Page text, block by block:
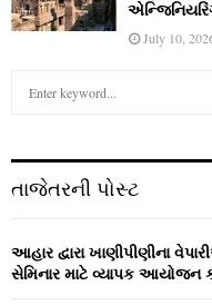
July 10,
h
o
r
તાજેતરની પોસ્ટ
આહાર દ્વારા ખાણીપીણીના
સેમિનાર માટે વ્યાપક આયોજન